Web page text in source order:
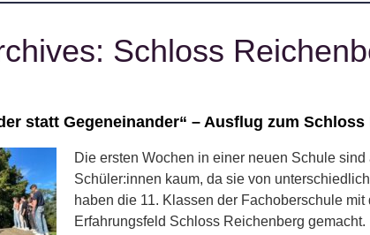
Schloss
statt Gegeneinander“ – Ausflug zum
Die ersten Wochen in einer neuen Schule
Schüler:innen kaum, da sie von
haben die 11. Klassen der Fachoberschule
Erfahrungsfeld Schloss Reichenberg gemacht.